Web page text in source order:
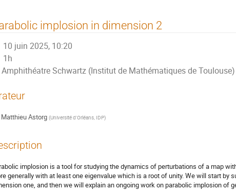
implosion in dimension 2
10 juin 2025, 10:20
1h
Amphithéatre Schwartz (Institut de Mathématiques de Toulouse)
Matthieu Astorg (Université d'Orléans, IDP)
implosion is a tool for studying the dynamics of perturbations of a map
generally with at least one eigenvalue which is a root of unity. We will start by
one, and then we will explain an ongoing work on parabolic implosion of